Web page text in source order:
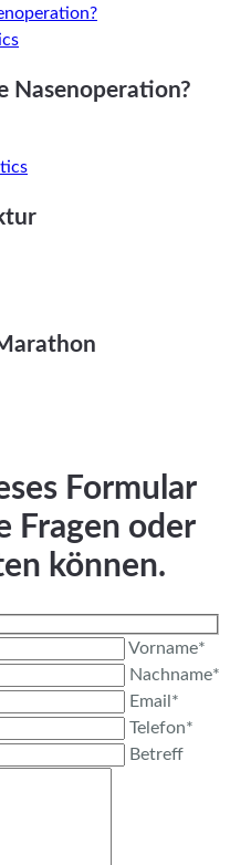
Nasenoperation?
Formular
Fragen oder
können.
Vorname*
Nachname*
Email*
Telefon*
Betreff